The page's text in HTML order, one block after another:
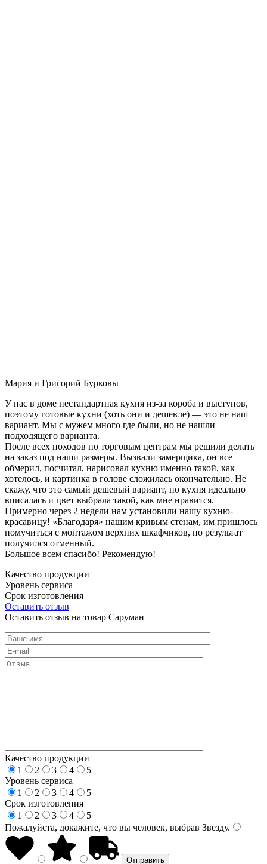
Мария и Григорий Бурковы
У нас в доме нестандартная кухня из-за короба и выступов,
поэтому готовые кухни (хоть они и дешевле) — это не наш
вариант. Мы с мужем много где были, но не нашли
подходящего варианта.
После всех походов по торговым центрам мы решили делать
на заказ под наши размеры. Вызвали замерщика, он все
обмерил, посчитал, нарисовал кухню именно такой, как
хотелось, и картинка в голове сложилась окончательно. Не
скажу, что это самый дешевый вариант, но кухня идеально
вписалась и цвет выбрала такой, как мне нравится.
Примерно через 2 недели нам установили нашу кухню-
красавицу! «Благодаря» нашим кривым стенам, им пришлось
помучиться с монтажом верхних шкафчиков, но результат
получился отменный.
Большое всем спасибо! Рекомендую!
Качество продукции
Уровень сервиса
Срок изготовления
Оставить отзыв
Оставить отзыв на товар Саруман
Качество продукции
1
2 3 4
5
Уровень сервиса
1
2 3 4
5
Срок изготовления
1
2 3 4
5
Пожалуйста, докажите, что вы человек, выбрав Звезду.